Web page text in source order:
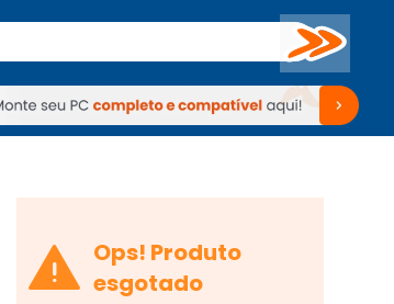
Buscar
Periféricos TV Venda no KaBuM!
TV Venda no KaBuM!
 Ops! Produto
esgotado